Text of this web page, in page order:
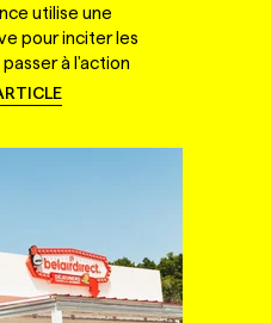
utilise une
pour inciter les
passer à l'action